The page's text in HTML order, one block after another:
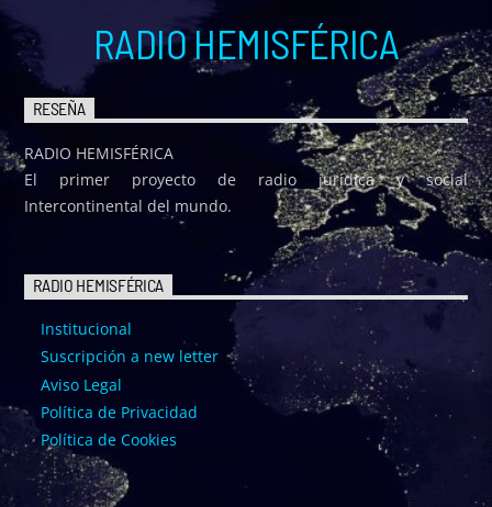
RADIO HEMISFÉRICA
RESEÑA
RADIO HEMISFÉRICA
El primer proyecto de radio jurídica y social
Intercontinental del mundo.
RADIO HEMISFÉRICA
Institucional
Suscripción a new letter
Aviso Legal
Política de Privacidad
Política de Cookies